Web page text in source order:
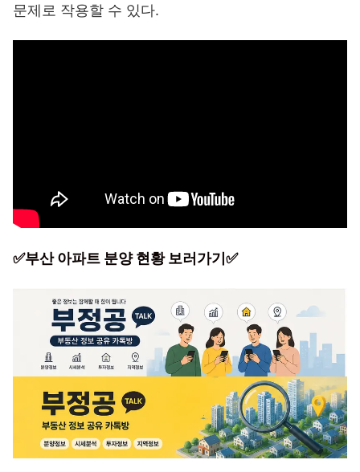
문제로 작용할 수 있다.
✅부산 아파트 분양 현황 보러가기✅